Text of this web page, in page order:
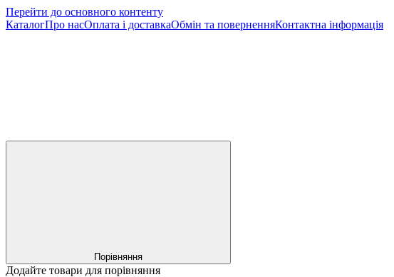
Перейти до основного контенту
КаталогПро насОплата і доставкаОбмін та поверненняКонтактна інформація
Порівняння
Додайте товари для порівняння